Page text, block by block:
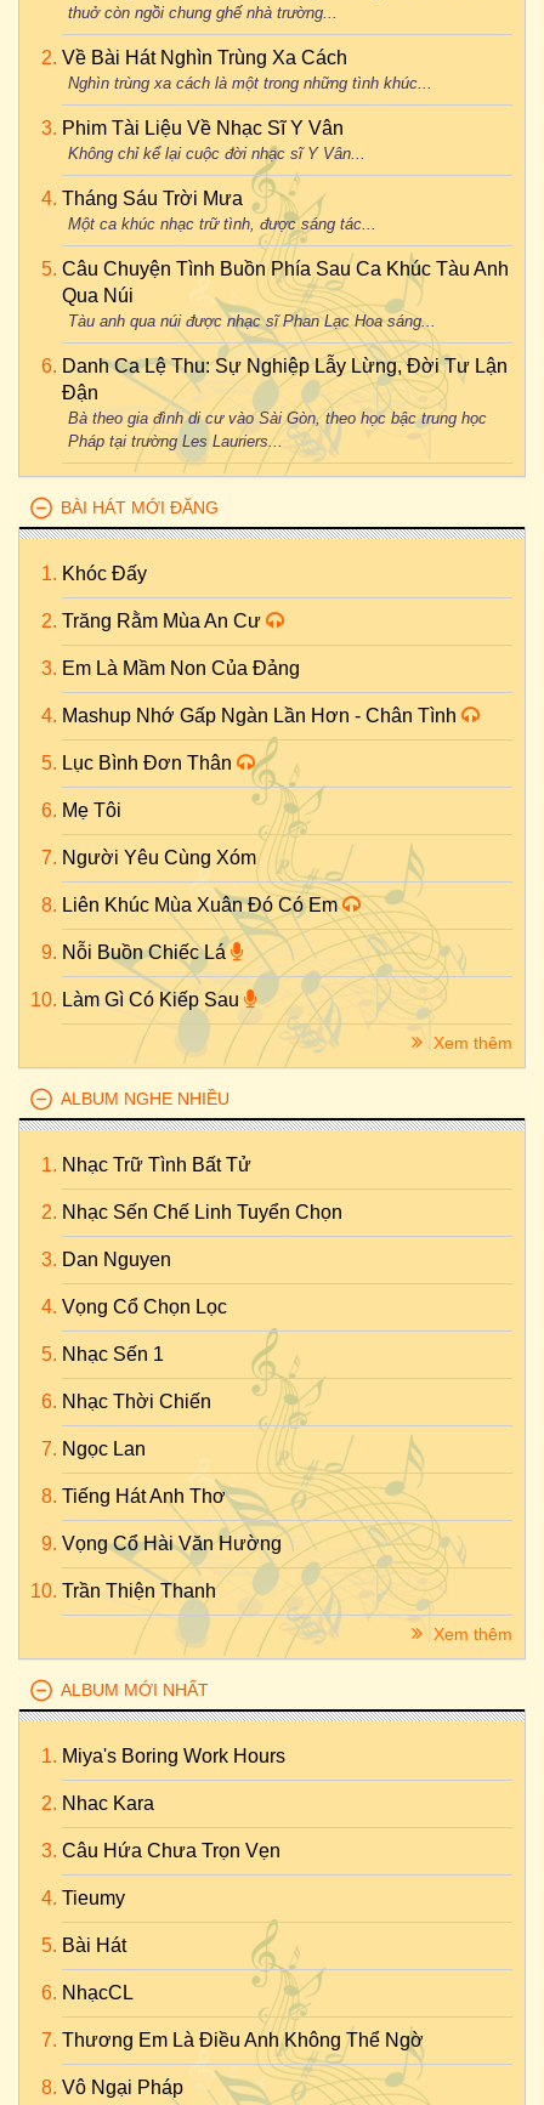
thuở còn ngồi chung ghế nhà trường...
Về Bài Hát Nghìn Trùng Xa Cách
Nghìn trùng xa cách là một trong những tình khúc...
Phim Tài Liệu Về Nhạc Sĩ Y Vân
Không chỉ kể lại cuộc đời nhạc sĩ Y Vân...
Tháng Sáu Trời Mưa
Một ca khúc nhạc trữ tình, được sáng tác...
Câu Chuyện Tình Buồn Phía Sau Ca Khúc Tàu Anh
Qua Núi
Tàu anh qua núi được nhạc sĩ Phan Lạc Hoa sáng...
Danh Ca Lệ Thu: Sự Nghiệp Lẫy Lừng, Đời Tư Lận
Đận
Bà theo gia đình di cư vào Sài Gòn, theo học bậc trung học
Pháp tại trường Les Lauriers...
BÀI HÁT MỚI ĐĂNG
Khóc Đấy
Trăng Rằm Mùa An Cư
Em Là Mầm Non Của Đảng
Mashup Nhớ Gấp Ngàn Lần Hơn - Chân Tình
Lục Bình Đơn Thân
Mẹ Tôi
Người Yêu Cùng Xóm
Liên Khúc Mùa Xuân Đó Có Em
Nỗi Buồn Chiếc Lá
Làm Gì Có Kiếp Sau
Xem thêm
ALBUM NGHE NHIỀU
Nhạc Trữ Tình Bất Tử
Nhạc Sến Chế Linh Tuyển Chọn
Dan Nguyen
Vọng Cổ Chọn Lọc
Nhạc Sến 1
Nhạc Thời Chiến
Ngọc Lan
Tiếng Hát Anh Thơ
Vọng Cổ Hài Văn Hường
Trần Thiện Thanh
Xem thêm
ALBUM MỚI NHẤT
Miya's Boring Work Hours
Nhac Kara
Câu Hứa Chưa Trọn Vẹn
Tieumy
Bài Hát
NhạcCL
Thương Em Là Điều Anh Không Thể Ngờ
Vô Ngại Pháp